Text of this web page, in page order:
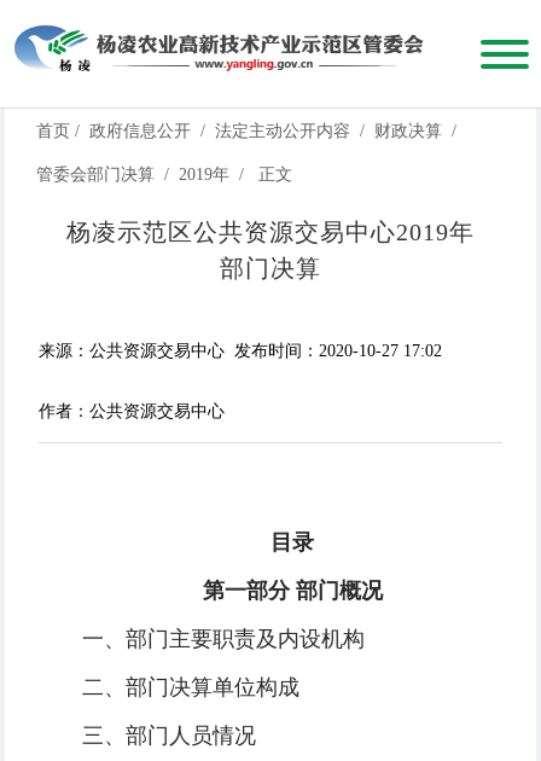
首页 / 政府信息公开 / 法定主动公开内容 / 财政决算 /
管委会部门决算 / 2019年 / 正文
杨凌示范区公共资源交易中心2019年
部门决算
来源：公共资源交易中心 发布时间：2020-10-27 17:02
作者：公共资源交易中心
目录
第一部分 部门概况
一、部门主要职责及内设机构
二、部门决算单位构成
三、部门人员情况